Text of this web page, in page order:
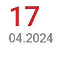
17
04.2024